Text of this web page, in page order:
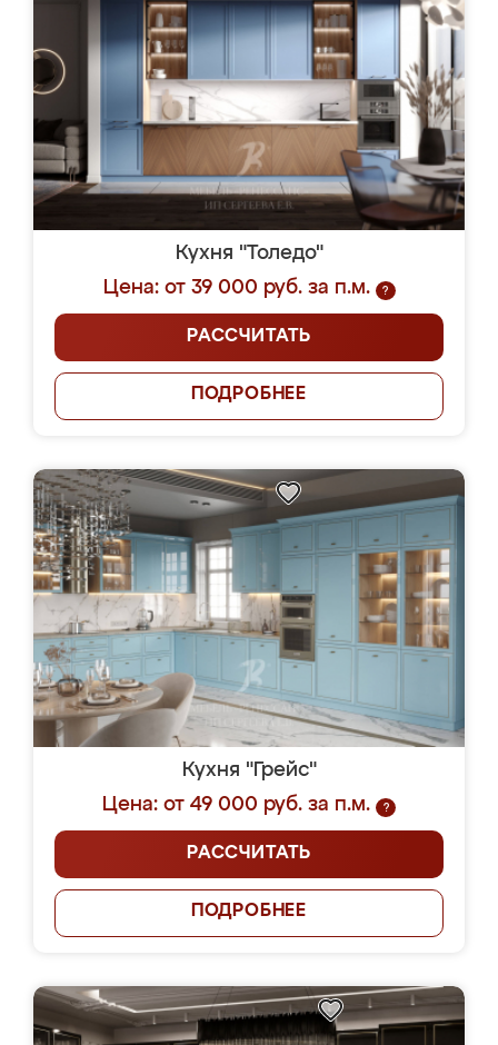
Кухня "Толедо"
Цена: от 39 000 руб. за п.м.
?
РАССЧИТАТЬ
ПОДРОБНЕЕ
Кухня "Грейс"
Цена: от 49 000 руб. за п.м.
?
РАССЧИТАТЬ
ПОДРОБНЕЕ